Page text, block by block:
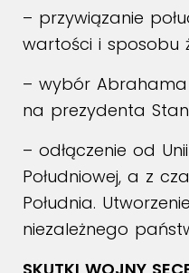
– przywiązanie
wartości i sposobu
– wybór Abrahama
na prezydenta
– odłączenie od
Południowej, a z
Południa.
niezależnego